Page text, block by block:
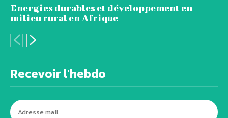
Energies durables et développement en
milieu rural en Afrique
Recevoir l'hebdo